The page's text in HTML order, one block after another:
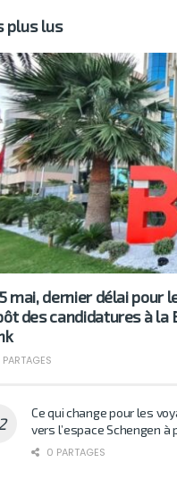
plus lus
mai, dernier délai pour
des candidatures à la
Ce qui change pour les
vers l’espace Schengen à
0 PARTAGES